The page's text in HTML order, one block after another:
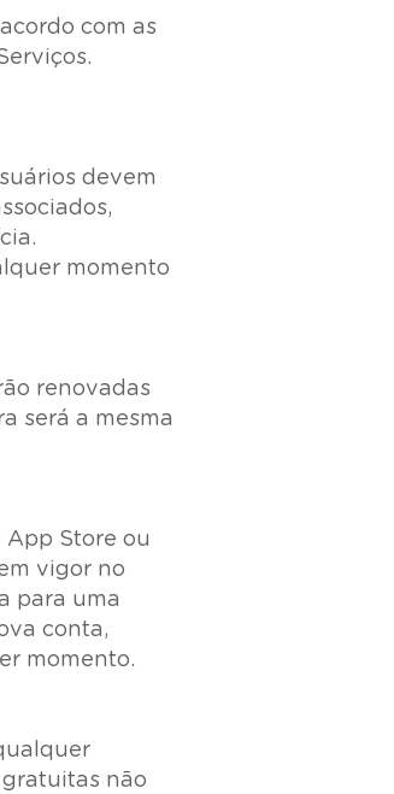
com as
devem
momento
renovadas
será a mesma
App Store ou
vigor no
para uma
conta,
momento.
não